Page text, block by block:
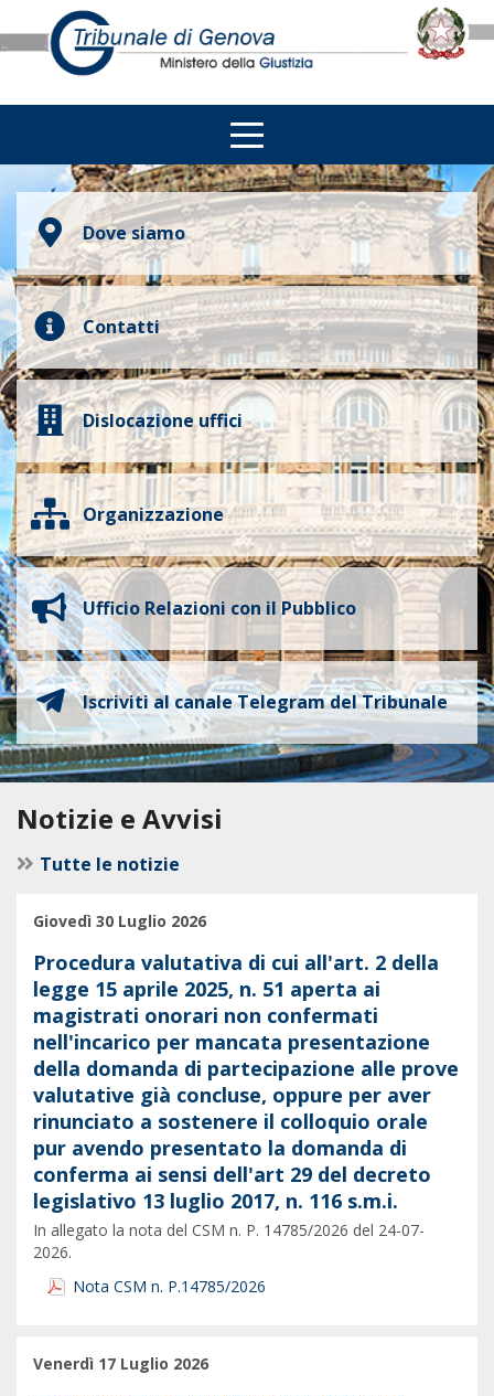
Dove siamo
Contatti
Dislocazione uffici
Organizzazione
Ufficio Relazioni con il Pubblico
Iscriviti al canale Telegram del Tribunale
Notizie e Avvisi
Tutte le notizie
Giovedì 30 Luglio 2026
Procedura valutativa di cui all'art. 2 della
legge 15 aprile 2025, n. 51 aperta ai
magistrati onorari non confermati
nell'incarico per mancata presentazione
della domanda di partecipazione alle prove
valutative già concluse, oppure per aver
rinunciato a sostenere il colloquio orale
pur avendo presentato la domanda di
conferma ai sensi dell'art 29 del decreto
legislativo 13 luglio 2017, n. 116 s.m.i.
In allegato la nota del CSM n. P. 14785/2026 del 24-07-
2026.
Nota CSM n. P.14785/2026
Venerdì 17 Luglio 2026